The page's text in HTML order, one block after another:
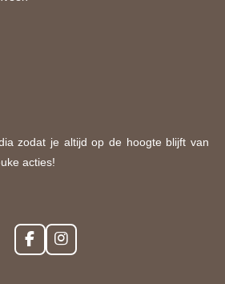
zodat je altijd op de hoogte blijft van
acties!
F
a
I
n